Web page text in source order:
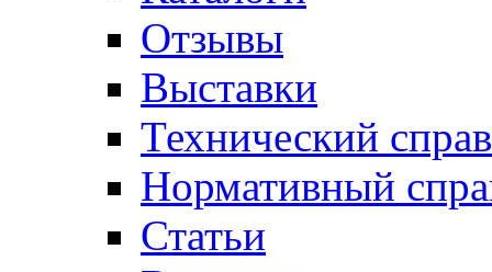
Отзывы
Выставки
Технический
Нормативный
Статьи